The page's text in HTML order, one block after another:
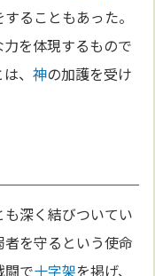
ることもあった。
力を体現するもので
は、神の加護を受け
も深く結びついてい
者を守るという使命
闘で十字架を掲げ、